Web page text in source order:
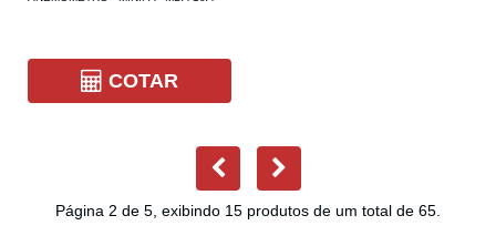
COTAR
Página 2 de 5, exibindo 15 produtos de um total de 65.